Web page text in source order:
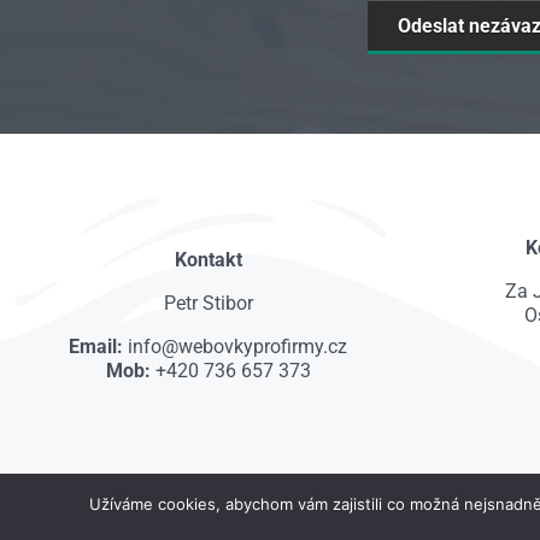
Kontakt
Petr Stibor
Email: info@webovkyprofirmy.cz
Mob: +420 736 657 373
Za
Užíváme cookies, abychom vám zajistili co možná